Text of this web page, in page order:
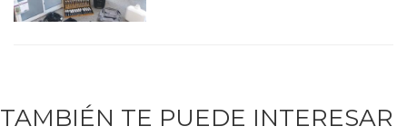
TAMBIÉN TE PUEDE INTERESAR